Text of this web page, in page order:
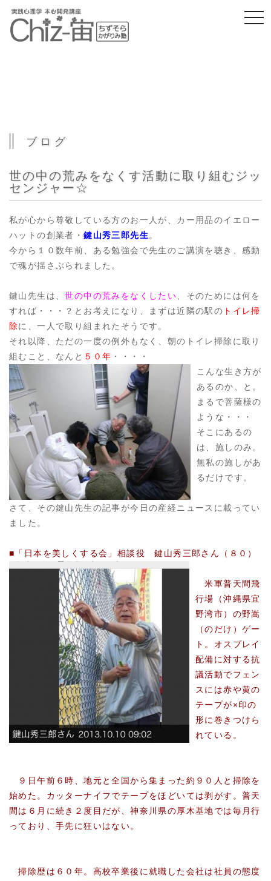
ブログ
世の中の荒みをなくす活動に取り組むジッ
センジャー☆
私が心から尊敬している方のお一人が、カー用品のイエロー
ハットの創業者・鍵山秀三郎先生 。
今から１０数年前、ある勉強会で先生のご講演を聴き、感動
で魂が揺さぶられました。
鍵山先生は、世の中の荒みをなくしたい 、そのためには何を
すれば・・・？とお考えになり、まずは近隣の駅の トイレ掃
除に、一人で取り組まれたそうです。
それ以降、ただの一度の例外もなく、朝のトイレ掃除に取り
組むこと、なんと ５０年 ・・・・
こんな生き方が
あるのか、と。
まるで菩薩様の
ような・・・
そこにあるの
は、施しのみ。
無私の施しがあ
るだけです。
さて、その鍵山先生の記事が今日の産経ニュースに載ってい
ました。
■「日本を美しくする会」相談役 鍵山秀三郎さん（８０）
米軍普天間飛
行場（沖縄県宜
野湾市）の野嵩
（のだけ）ゲー
ト。オスプレイ
配備に対する抗
議活動でフェン
スには赤や黄の
テープが×印の
形に巻きつけら
れている。
９日午前６時、地元と全国から集まった約９０人と掃除を
始めた。カッターナイフでテープをほどいては剥がす。普天
間は６月に続き２度目だが、神奈川県の厚木基地では毎月行
っており、手先に狂いはない。
掃除歴は６０年。高校卒業後に就職した会社は社員の態度